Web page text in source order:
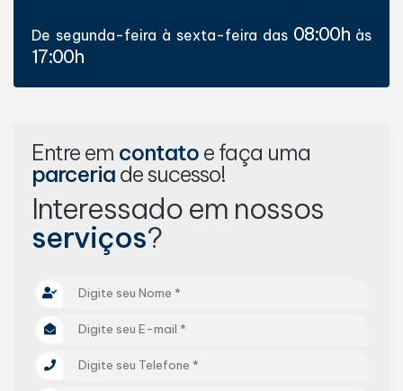
De segunda-feira à sexta-feira das 08:00h às
17:00h
Entre em contato e faça uma
parceria de sucesso!
Interessado em nossos
serviços?